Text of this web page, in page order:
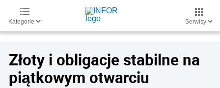
Kategorie Serwisy
Złoty i obligacje stabilne na
piątkowym otwarciu